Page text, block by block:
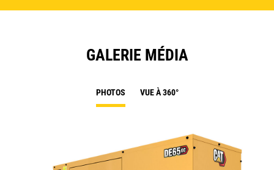
GALERIE MÉDIA
PHOTOS VUE À 360°